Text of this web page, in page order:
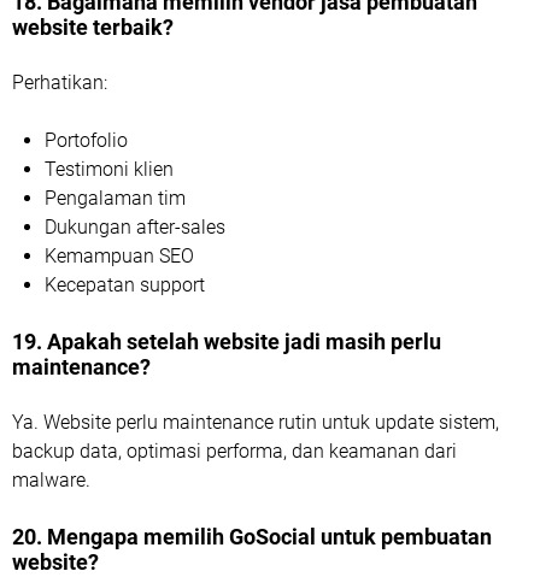
website terbaik?
Perhatikan:
Portofolio
Testimoni klien
Pengalaman tim
Dukungan after-sales
Kemampuan SEO
Kecepatan support
19. Apakah setelah website jadi masih perlu
maintenance?
Ya. Website perlu maintenance rutin untuk update sistem,
backup data, optimasi performa, dan keamanan dari
malware.
20. Mengapa memilih GoSocial untuk pembuatan
website?